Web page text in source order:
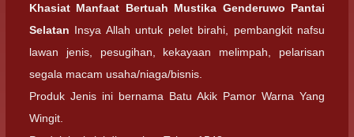
Khasiat Manfaat Bertuah Mustika Genderuwo Pantai
Selatan Insya Allah untuk pelet birahi, pembangkit nafsu
lawan jenis, pesugihan, kekayaan melimpah, pelarisan
segala macam usaha/niaga/bisnis.
Produk Jenis ini bernama Batu Akik Pamor Warna Yang
Wingit.